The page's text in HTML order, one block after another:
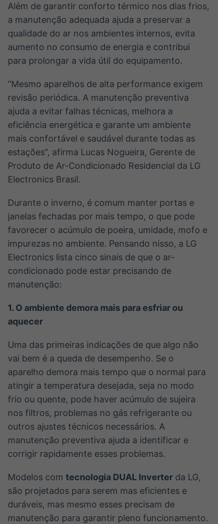
Além de garantir conforto térmico nos dias frios,
a manutenção adequada ajuda a preservar a
qualidade do ar nos ambientes internos, evita
aumento no consumo de energia e contribui
para prolongar a vida útil do equipamento.
“Mesmo aparelhos de alta performance exigem
revisão periódica. A manutenção preventiva
ajuda a evitar falhas técnicas, melhora a
eficiência energética e garante um ambiente
mais confortável e saudável durante todas as
estações”, afirma Lucas Nogueira, Gerente de
Produto de Ar-Condicionado Residencial da LG
Electronics Brasil.
Durante o inverno, é comum manter portas e
janelas fechadas por mais tempo, o que pode
favorecer o acúmulo de poeira, umidade, mofo e
impurezas no ambiente. Pensando nisso, a LG
Electronics lista cinco sinais de que o ar-
condicionado pode estar precisando de
manutenção:
1. O ambiente demora mais para esfriar ou
aquecer
Uma das primeiras indicações de que algo não
vai bem é a queda de desempenho. Se o
aparelho demora mais tempo que o normal para
atingir a temperatura desejada, seja no modo
frio ou quente, pode haver acúmulo de sujeira
nos filtros, problemas no gás refrigerante ou
outros ajustes técnicos necessários. A
manutenção preventiva ajuda a identificar e
corrigir rapidamente esses problemas.
Modelos com tecnologia DUAL Inverter da LG,
são projetados para serem mas eficientes e
duráveis, mas mesmo esses precisam de
manutenção para garantir pleno funcionamento.